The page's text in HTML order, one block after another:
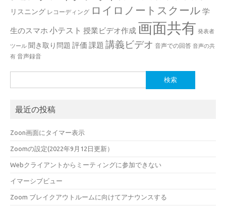
リスニング レコーディング ロイロノートスクール 学
生のスマホ 小テスト 授業ビデオ作成 画面共有 発表者
ツール 聞き取り問題 評価 課題 講義ビデオ 音声での回答 音声の共
有 音声録音
索:
最近の投稿
Zoon画面にタイマー表示
Zoomの設定(2022年9月12日更新）
Webクライアントからミーティングに参加できない
イマーシブビュー
Zoom ブレイクアウトルームに向けてアナウンスする